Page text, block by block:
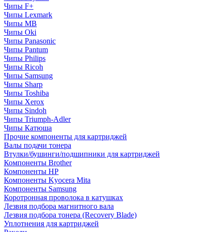
Чипы F+
Чипы Lexmark
Чипы MB
Чипы Oki
Чипы Panasonic
Чипы Pantum
Чипы Philips
Чипы Ricoh
Чипы Samsung
Чипы Sharp
Чипы Toshiba
Чипы Xerox
Чипы Sindoh
Чипы Triumph-Adler
Чипы Катюша
Прочие компоненты для картриджей
Валы подачи тонера
Втулки/бушинги/подшипники для картриджей
Компоненты Brother
Компоненты HP
Компоненты Kyocera Mita
Компоненты Samsung
Коротронная проволока в катушках
Лезвия подбора магнитного вала
Лезвия подбора тонера (Recovery Blade)
Уплотнения для картриджей